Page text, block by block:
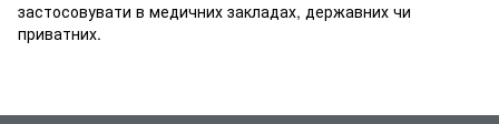
застосовувати в медичних закладах, державних чи
приватних.